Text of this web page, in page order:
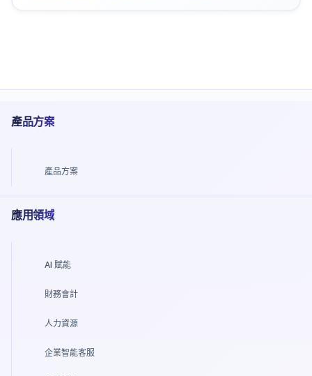
產品方案
產品方案
應用領域
AI 賦能
財務會計
人力資源
企業智能客服